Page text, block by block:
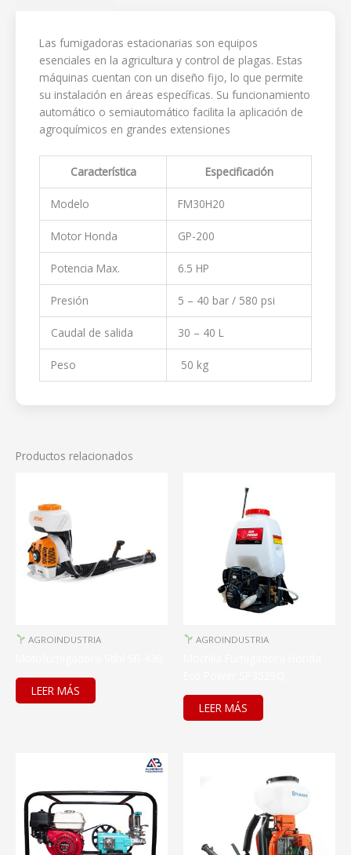
Las fumigadoras estacionarias son equipos
esenciales en la agricultura y control de plagas. Estas
máquinas cuentan con un diseño fijo, lo que permite
su instalación en áreas específicas. Su funcionamiento
automático o semiautomático facilita la aplicación de
agroquímicos en grandes extensiones
Característica Especificación
Modelo FM30H20
Motor Honda GP-200
Potencia Max. 6.5 HP
Presión 5 – 40 bar / 580 psi
Caudal de salida 30 – 40 L
Peso 50 kg
Productos relacionados
AGROINDUSTRIA
LEER MÁS
AGROINDUSTRIA
LEER MÁS